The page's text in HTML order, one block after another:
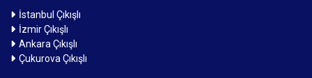
İstanbul Çıkışlı
İzmir Çıkışlı
Ankara Çıkışlı
Çukurova Çıkışlı